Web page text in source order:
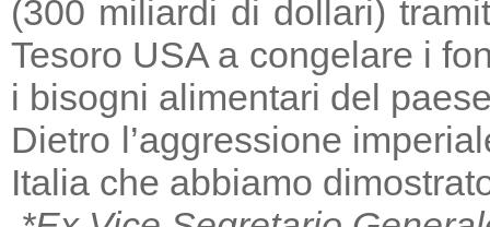
(300 miliardi di dollari)
Tesoro USA a congelare i
i bisogni alimentari del
Dietro l’aggressione
Italia che abbiamo